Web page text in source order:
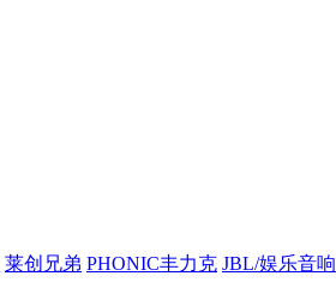
莱创兄弟 PHONIC丰力克 JBL/娱乐音响